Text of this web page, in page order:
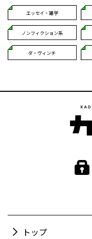
エッセイ・雑学
ノンフィクション系
ダ・ヴィンチ
トップ